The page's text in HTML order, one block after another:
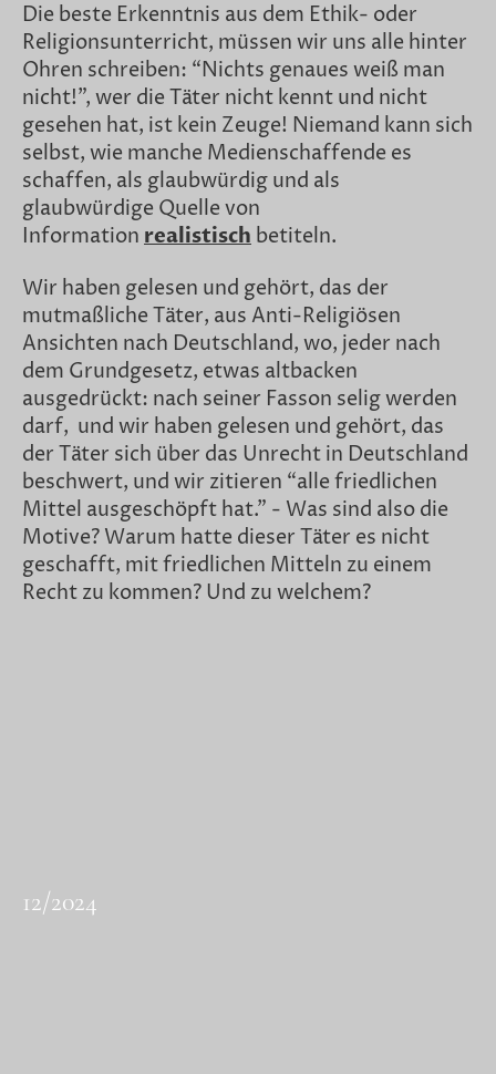
Die beste Erkenntnis aus dem Ethik- oder
Religionsunterricht, müssen wir uns alle hinter
Ohren schreiben: “Nichts genaues weiß man
nicht!”, wer die Täter nicht kennt und nicht
gesehen hat, ist kein Zeuge! Niemand kann sich
selbst, wie manche Medienschaffende es
schaffen, als glaubwürdig und als
glaubwürdige Quelle von
Information realistisch betiteln.
Wir haben gelesen und gehört, das der
mutmaßliche Täter, aus Anti-Religiösen
Ansichten nach Deutschland, wo, jeder nach
dem Grundgesetz, etwas altbacken
ausgedrückt: nach seiner Fasson selig werden
darf, und wir haben gelesen und gehört, das
der Täter sich über das Unrecht in Deutschland
beschwert, und wir zitieren “alle friedlichen
Mittel ausgeschöpft hat.” - Was sind also die
Motive? Warum hatte dieser Täter es nicht
geschafft, mit friedlichen Mitteln zu einem
Recht zu kommen? Und zu welchem?
12/2024